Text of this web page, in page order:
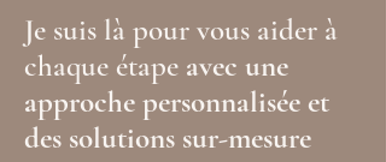
Je suis là pour vous aider à
chaque étape avec une
approche personnalisée et
des solutions sur-mesure